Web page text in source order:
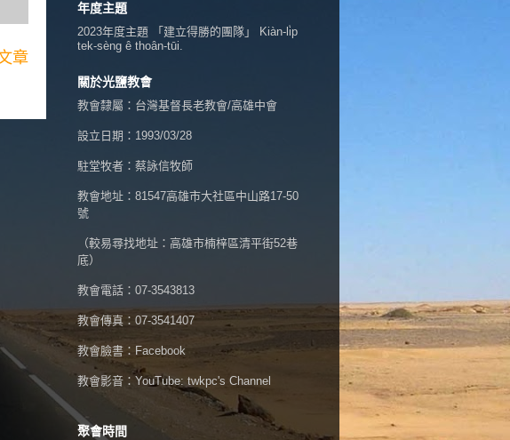
章
年度主題
2023年度主題 「建立得勝的團隊」 Kiàn-li̍p
tek-sèng ê thoân-tūi.
關於光鹽教會
教會隸屬：台灣基督長老教會/高雄中會
設立日期：1993/03/28
駐堂牧者：蔡詠信牧師
教會地址： 81547高雄市大社區中山路17-50
號
（較易尋找地址：高雄市楠梓區清平街52巷
底）
教會電話：07-3543813
教會傳真：07-3541407
教會臉書： Facebook
教會影音：YouTube: twkpc's Channel
聚會時間